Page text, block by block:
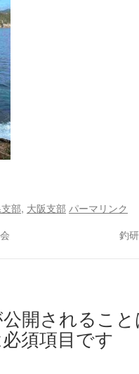
部, 大阪支部 パーマリンク
釣
開されるこ
須項目です